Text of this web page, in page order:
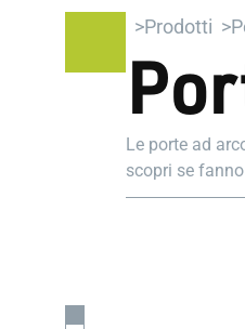
Prodotti
Le porte ad
scopri se